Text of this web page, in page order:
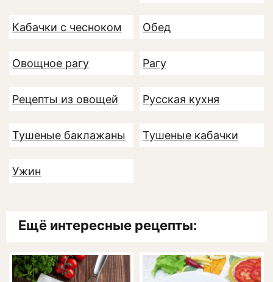
Кабачки с чесноком Обед
Овощное рагу Рагу
Рецепты из овощей Русская кухня
Тушеные баклажаны Тушеные кабачки
Ужин
Ещё интересные рецепты: